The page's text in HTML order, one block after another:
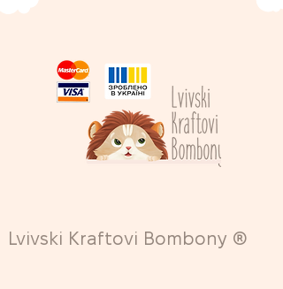
Lvivski Kraftovi Bombony ®